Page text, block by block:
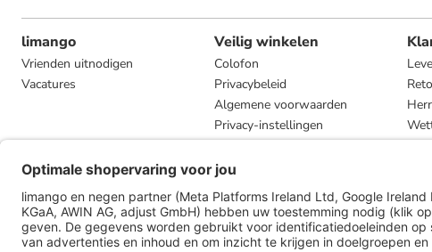
limango
Vrienden uitnodigen
Vacatures
Veilig winkelen
Colofon
Privacybeleid
Algemene voorwaarden
Privacy-instellingen
Compliance